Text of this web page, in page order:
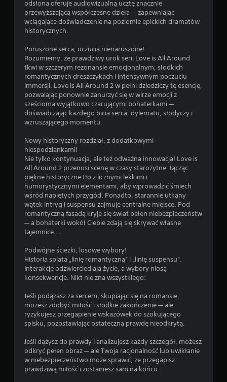
odsłona oferuje audiowizualną ucztę znacznie
przewyższającą współczesne dzieła — zapewniając
wciągające doświadczenie na poziomie epickich dramatów
historycznych.
Poruszone serca, uczucia nienaruszone!
Rozumiemy, że prawdziwy urok serii Love is All Around
tkwi w szczerym rezonansie emocjonalnym, słodkich
romantycznych dreszczykach i intensywnym poczuciu
immersji. Love is All Around 2 w pełni dziedziczy tę esencję,
pozwalając ponownie zanurzyć się w wirze emocji z
sześcioma wyjątkowo czarującymi bohaterkami —
doświadczając każdego bicia serca, dylematu, słodyczy i
wzruszającego momentu.
Nowy historyczny rozdział, z dodatkowymi
niespodziankami!
Nie tylko kontynuacja, ale też odważna innowacja! Love is
All Around 2 przenosi scenę w czasy starożytne, łącząc
piękne historyczne tło z licznymi lekkimi i
humorystycznymi elementami, aby wprowadzić śmiech
wśród napiętych przygód. Ponadto, starannie utkany
wątek intryg i suspensu zajmuje centralne miejsce. Pod
romantyczną fasadą kryje się świat pełen niebezpieczeństw
— a bohaterki wokół Ciebie zdają się skrywać własne
tajemnice…
Podwójne ścieżki, losowe wybory!
Historia splata „linię romantyczną” i „linię suspensu”.
Interakcje odzwierciedlają życie, a wybory niosą
konsekwencje. Nikt nie zna wszystkiego:
Jeśli podążasz za sercem, skupiając się na romansie,
możesz zdobyć miłość i słodkie zakończenie — ale
ryzykujesz przegapienie wskazówek do szokującego
spisku, pozostawiając ostateczną prawdę nieodkrytą.
Jeśli dążysz do prawdy i analizujesz każdy szczegół, możesz
odkryć pełen obraz — ale Twoja racjonalność lub uwikłanie
w niebezpieczeństwo może sprawić, że przegapisz
prawdziwą miłość i zostaniesz sam na końcu.